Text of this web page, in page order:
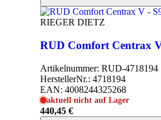
RIEGER DIETZ
RUD Comfort Centrax
Artikelnummer: RUD-4718194
HerstellerNr.: 4718194
EAN: 4008244325268
aktuell nicht auf Lager
440,45 €